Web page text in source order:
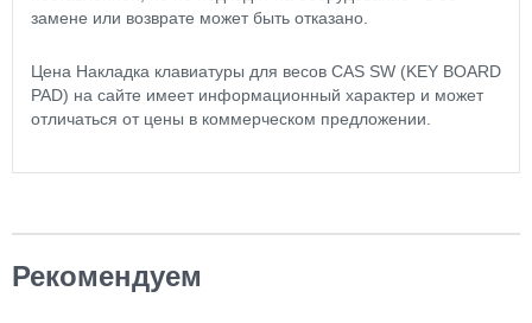
замене или возврате может быть отказано.
Цена Накладка клавиатуры для весов CAS SW (KEY BOARD
PAD) на сайте имеет информационный характер и может
отличаться от цены в коммерческом предложении.
Рекомендуем